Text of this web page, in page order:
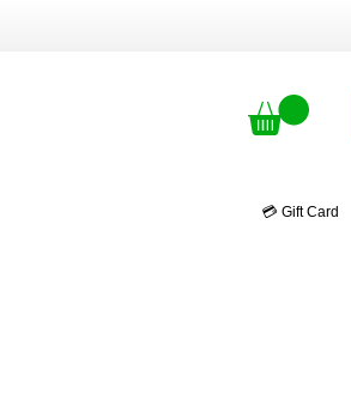
Gift Card 💳